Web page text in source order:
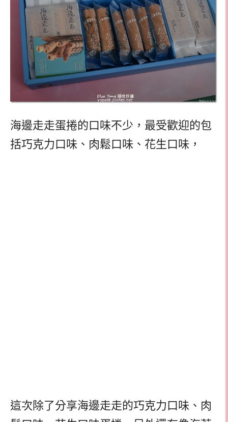
海邊走走蛋捲的口味不少，最受歡迎的包
括巧克力口味、肉鬆口味、花生口味，
這次除了分享海邊走走的巧克力口味、肉